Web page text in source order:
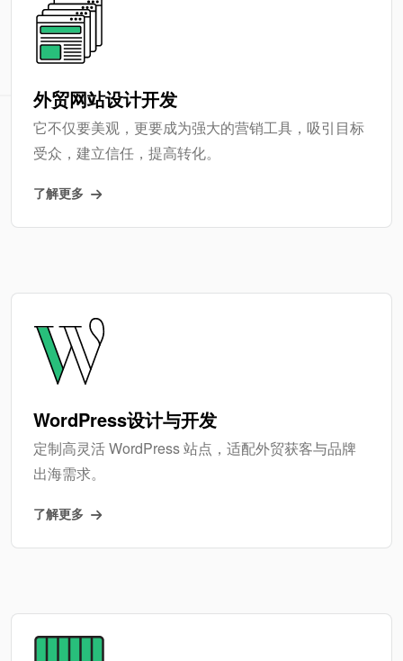
外贸网站设计开发
它不仅要美观，更要成为强大的营销工具，吸引目标
受众，建立信任，提高转化。
了解更多
WordPress设计与开发
定制高灵活 WordPress 站点，适配外贸获客与品牌
出海需求。
了解更多